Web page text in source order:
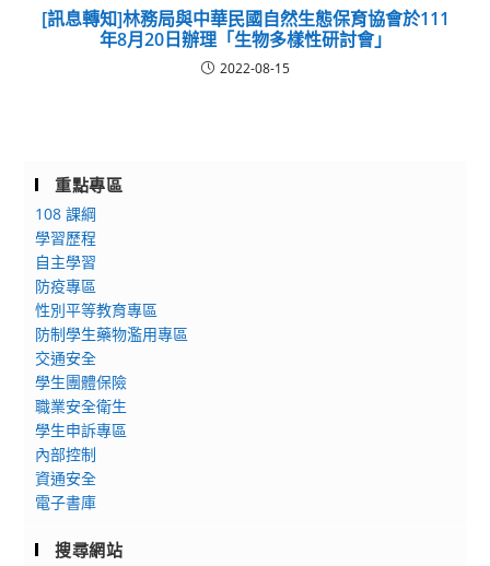
[訊息轉知]林務局與中華民國自然生態保育協會於111
年8月20日辦理「生物多樣性研討會」
2022-08-15
重點專區
108 課綱
學習歷程
自主學習
防疫專區
性別平等教育專區
防制學生藥物濫用專區
交通安全
學生團體保險
職業安全衛生
學生申訴專區
內部控制
資通安全
電子書庫
搜尋網站